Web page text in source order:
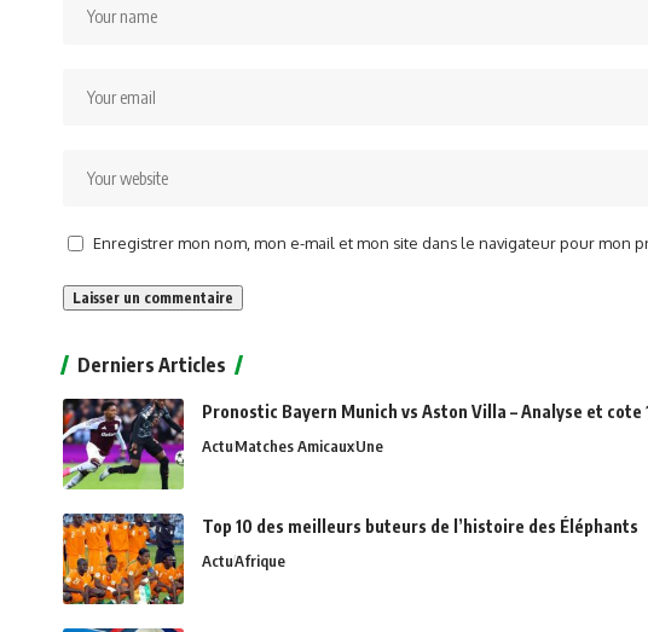
Enregistrer mon nom, mon e-mail et mon site dans le navigateur pour mon
Derniers Articles
Pronostic Bayern Munich vs Aston Villa – Analyse et
ActuMatches AmicauxUne
Top 10 des meilleurs buteurs de l’histoire des Éléphants
ActuAfrique